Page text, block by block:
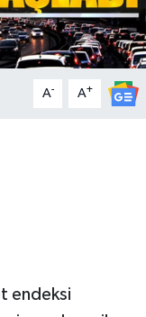
A- A+
endeksi